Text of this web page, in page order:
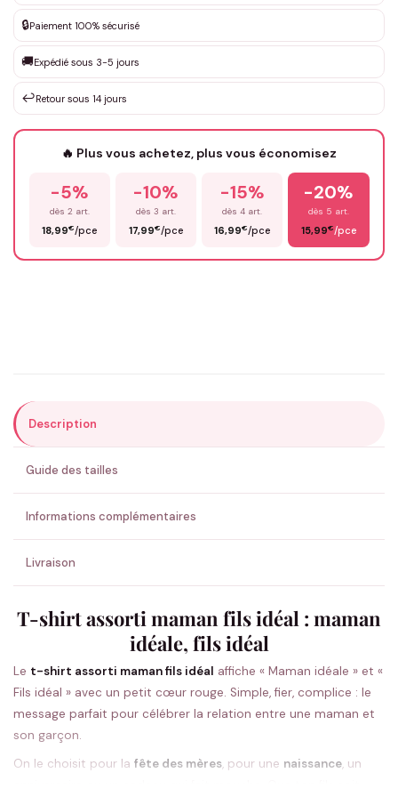
Que souhaitez-vous ?*
Votre texte / idée*
Prénom*
ENVOYER MA DEMANDE ✨
💚 Retour sous 24-48h🇫🇷 Flocage en France✅ Validation avant fabrication
🔒Paiement 100% sécurisé
🚚Expédié sous 3-5 jours
↩️Retour sous 14 jours
🔥 Plus vous achetez, plus vous économisez
-5%
dès 2 art.
18,99€/pce
-10%
dès 3 art.
17,99€/pce
-15%
dès 4 art.
16,99€/pce
-20%
dès 5 art.
15,99€/pce
Description
Guide des tailles
Informations complémentaires
Livraison
T-shirt assorti maman fils idéal : maman
idéale, fils idéal
Le t-shirt assorti maman fils idéal affiche « Maman idéale » et «
Fils idéal » avec un petit cœur rouge. Simple, fier, complice : le
message parfait pour célébrer la relation entre une maman et
son garçon.
On le choisit pour la fête des mères, pour une naissance, un